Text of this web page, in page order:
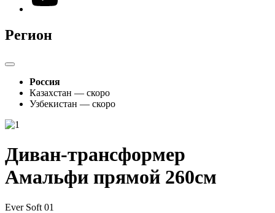
Регион
Россия
Казахстан — скоро
Узбекистан — скоро
Диван-трансформер
Амальфи прямой 260см
Ever Soft 01